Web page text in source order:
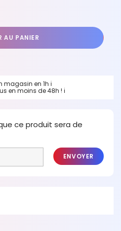
AU PANIER
magasin en 1h ℹ
en moins de 48h ! ℹ
ce produit sera de
ENVOYER